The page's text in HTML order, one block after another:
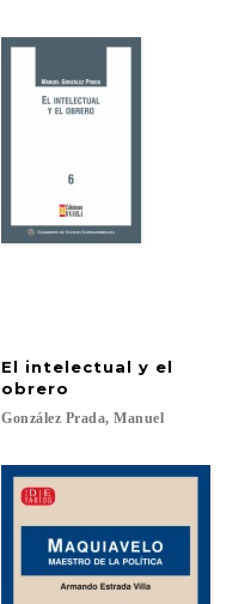
El intelectual y el
obrero
González Prada, Manuel